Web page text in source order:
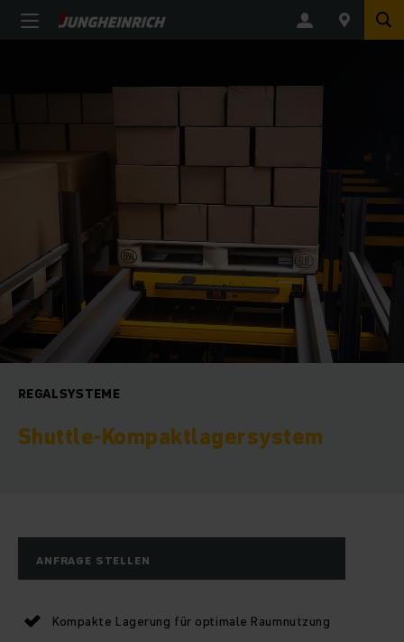
REGALSYSTEME
Shuttle-Kompaktlagersystem
ANFRAGE STELLEN
Kompakte Lagerung für optimale Raumnutzung